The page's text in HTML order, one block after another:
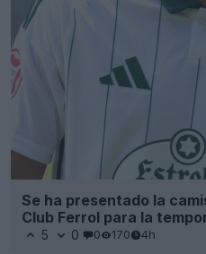
Se ha presentado la
Club Ferrol para la
5 0 0 170 4h